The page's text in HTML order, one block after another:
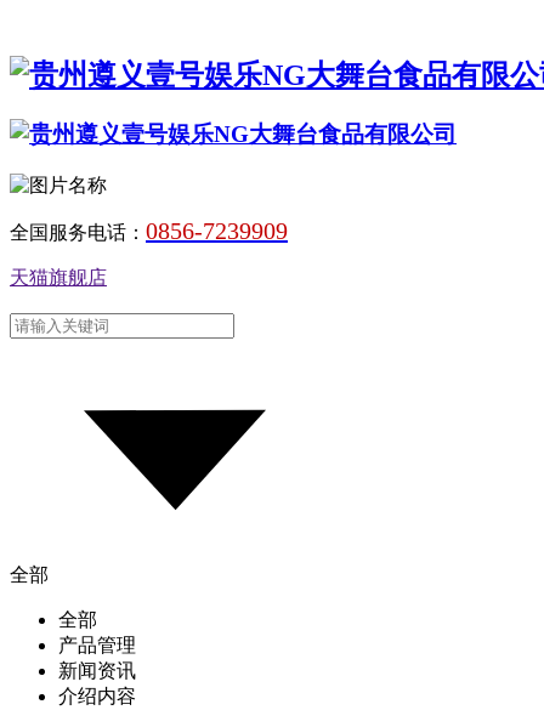
全国服务电话： 0856-7239909
天猫旗舰店
全部
全部
产品管理
新闻资讯
介绍内容